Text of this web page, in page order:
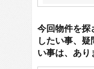
今回物件を探
したい事、
い事は、あり